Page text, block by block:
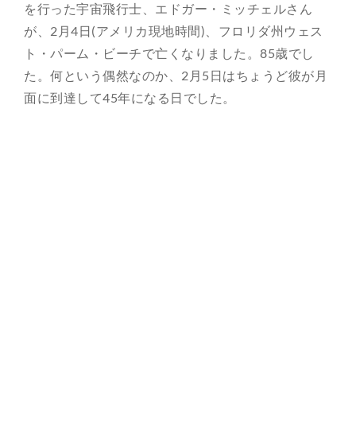
月を知ろう
月と遊ぼう
月・惑星へ
を行った宇宙飛行士、エドガー・ミッチェルさん
が、2月4日(アメリカ現地時間)、フロリダ州ウェス
ト・パーム・ビーチで亡くなりました。85歳でし
た。何という偶然なのか、2月5日はちょうど彼が月
面に到達して45年になる日でした。